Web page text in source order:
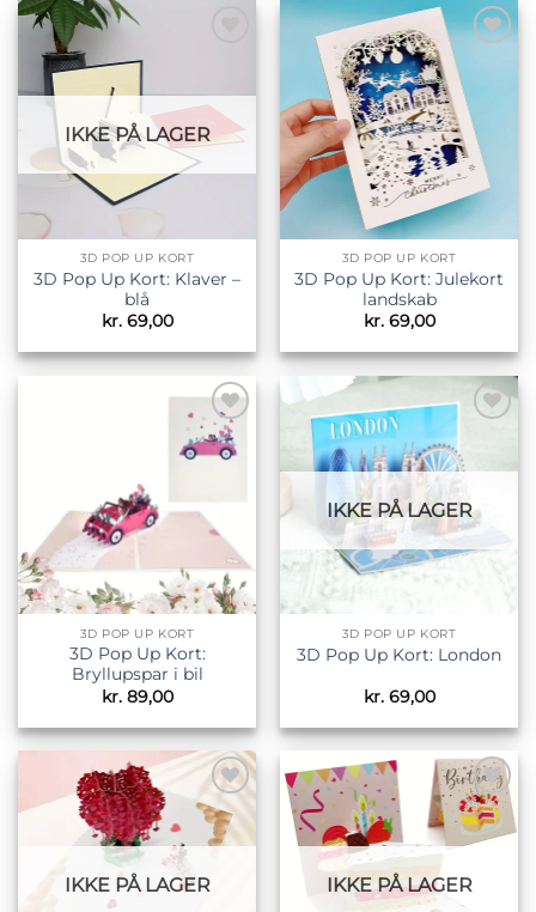
IKKE PÅ LAGER
3D POP UP KORT
3D Pop Up Kort: Klaver –
blå
kr.69,00
Tilføj til
ønskeliste
3D POP UP KORT
3D Pop Up Kort: Julekort
landskab
kr.69,00
Tilføj til
ønskeliste
3D POP UP KORT
3D Pop Up Kort:
Bryllupspar i bil
kr.89,00
Tilføj til
ønskeliste
IKKE PÅ LAGER
3D POP UP KORT
3D Pop Up Kort: London
kr.69,00
Tilføj til
ønskeliste
IKKE PÅ LAGER
Tilføj til
ønskeliste
IKKE PÅ LAGER